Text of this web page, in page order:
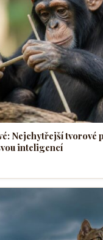
Nejchytřejší tvorové
inteligencí